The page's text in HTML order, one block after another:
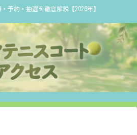
予約・抽選を徹底解説【2026年】